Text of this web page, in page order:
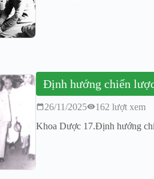
Định hướng chiến
26/11/2025
162 lượt xem
Khoa Dược 17.Định hướng